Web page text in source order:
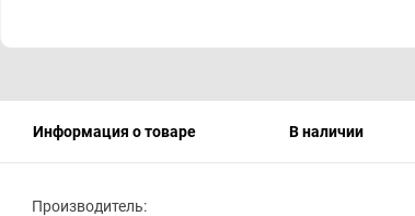
Информация о товаре В наличии
Производитель: